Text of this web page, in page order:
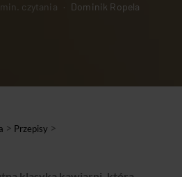
czytania Dominik Ropela
> Przepisy >